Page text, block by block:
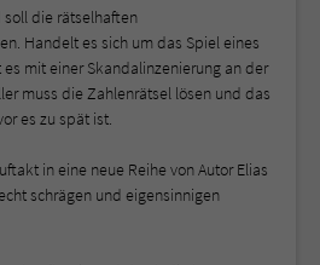
die rätselhaften
Handelt es sich um das Spiel eines
mit einer Skandalinzenierung an der
muss die Zahlenrätsel lösen und das
es zu spät ist.
in eine neue Reihe von Autor Elias
schrägen und eigensinnigen